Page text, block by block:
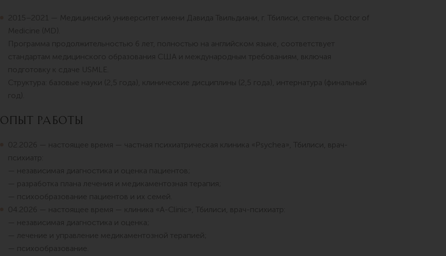
2015–2021 — Медицинский университет имени Давида Твильдиани, г. Тбилиси, степень Doctor of
Medicine (MD).
Программа продолжительностью 6 лет, полностью на английском языке, соответствует
стандартам медицинского образования США и международным требованиям, включая
подготовку к сдаче USMLE.
Структура: базовые науки (2,5 года), клинические дисциплины (2,5 года), интернатура (финальный
год).
Опыт работы
02.2026 — настоящее время — частная психиатрическая клиника «Psychea», Тбилиси, врач-
психиатр:
— независимая диагностика и оценка пациентов;
— разработка плана лечения и медикаментозная терапия;
— психообразование пациентов и их семей.
04.2026 — настоящее время — клиника «A-Clinic», Тбилиси, врач-психиатр:
— независимая диагностика и оценка;
— лечение и управление медикаментозной терапией;
— психообразование.